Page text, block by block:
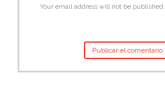
Your email address will not be published.